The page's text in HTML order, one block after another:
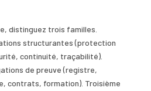
distinguez trois familles.
structurantes (protection
continuité, traçabilité).
de preuve (registre,
contrats, formation). Troisième